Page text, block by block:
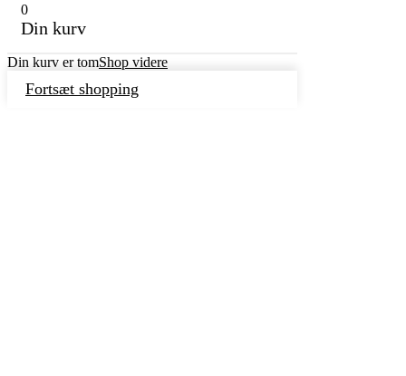
0
Din kurv
Din kurv er tomShop videre
Fortsæt shopping